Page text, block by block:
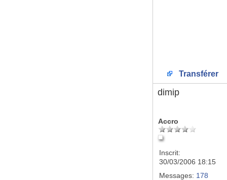
Transférer
dimip
Accro
Inscrit:
30/03/2006 18:15
Messages: 178